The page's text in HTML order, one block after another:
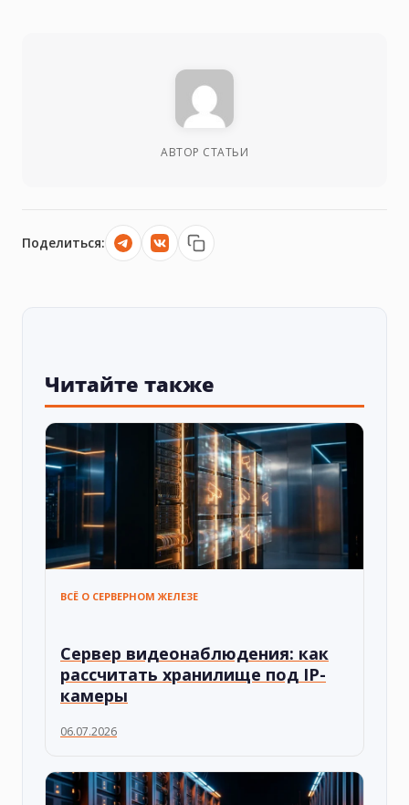
АВТОР СТАТЬИ
Поделиться:
Читайте также
ВСЁ О СЕРВЕРНОМ ЖЕЛЕЗЕ
Сервер видеонаблюдения: как
рассчитать хранилище под IP-
камеры
06.07.2026